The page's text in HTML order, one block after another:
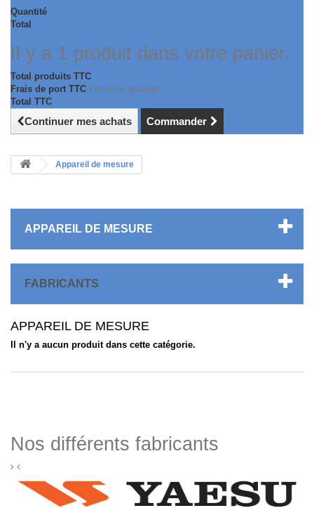
Quantité
Total
Il y a 1 produit dans votre panier.
Total produits TTC
Frais de port TTC Livraison gratuite !
Total TTC
Continuer mes achats Commander
Appareil de mesure
APPAREIL DE MESURE
FABRICANTS
APPAREIL DE MESURE
Il n'y a aucun produit dans cette catégorie.
Nos différents fabricants